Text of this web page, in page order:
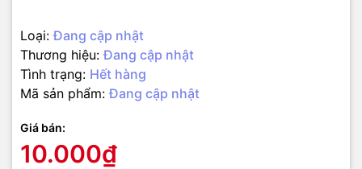
Loại: Đang cập nhật
Thương hiệu: Đang cập nhật
Tình trạng: Hết hàng
Mã sản phẩm: Đang cập nhật
Giá bán:
10.000₫